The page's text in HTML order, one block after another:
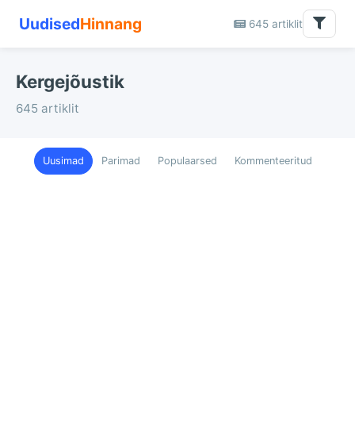
UudisedHinnang 645 artiklit
Kergejõustik
645 artiklit
Uusimad Parimad Populaarsed Kommenteeritud